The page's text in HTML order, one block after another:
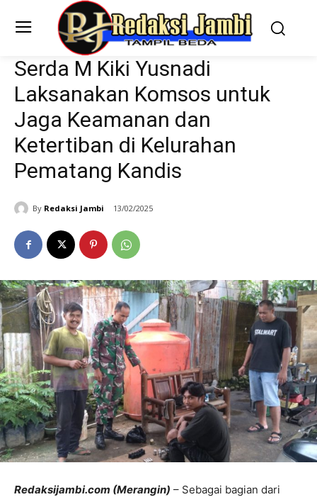
Serda M Kiki Yusnadi
Laksanakan Komsos untuk
Jaga Keamanan dan
Ketertiban di Kelurahan
Pematang Kandis
By Redaksi Jambi 13/02/2025
Redaksijambi.com (Merangin) – Sebagai bagian dari